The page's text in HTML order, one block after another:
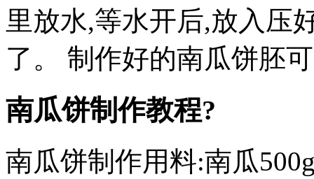
里放水,等水开后,放入压
了。 制作好的南瓜饼胚
南瓜饼制作教程?
南瓜饼制作用料:南瓜